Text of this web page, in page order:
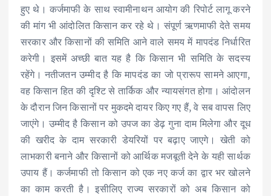
हुए थे। कर्जमाफी के साथ स्वामीनाथन आयोग की रिपोर्ट लागू करने
की मांग भी आंदोलित किसान कर रहे थे। संपूर्ण ऋणमाफी देते समय
सरकार और किसानों की समिति आने वाले समय में मापदंड निर्धारित
करेगी। इसमें अच्छी बात यह है कि किसान भी समिति के सदस्य
रहेंगे। नतीजतन उम्मीद है कि मापदंड का जो प्रारूप सामने आएगा,
वह किसान हित की दृश्टि से तार्किक और न्यायसंगत होगा। आंदोलन
के दौरान जिन किसानों पर मुकदमे दायर किए गए हैं, वे सब वापस लिए
जाएंगे। उम्मीद है किसान को उपज का डेढ़ गुना दाम मिलेगा और दूध
की खरीद के दाम सरकारी डेयरियों पर बढ़ाए जाएगे। खेती को
लाभकारी बनाने और किसानों को आर्थिक मजबूती देने के यही सार्थक
उपाय हैं। कर्जमाफी तो किसान को एक नए कर्ज का द्वार भर खोलने
का काम करती है। इसीलिए राज्य सरकारों को अब किसान को